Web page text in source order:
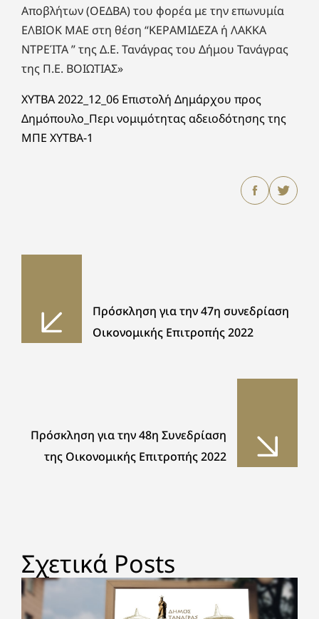
Αποβλήτων (ΟΕΔΒΑ) του φορέα με την επωνυμία
ΕΛΒΙΟΚ ΜΑΕ στη θέση “ΚΕΡΑΜΙΔΕΖΑ ή ΛΑΚΚΑ
ΝΤΡΕΊΤΑ ” της Δ.Ε. Τανάγρας του Δήμου Τανάγρας
της Π.Ε. ΒΟΙΩΤΙΑΣ»
ΧΥΤΒΑ 2022_12_06 Επιστολή Δημάρχου προς
Δημόπουλο_Περι νομιμότητας αδειοδότησης της
ΜΠΕ ΧΥΤΒΑ-1
Πρόσκληση για την 47η συνεδρίαση
Οικονομικής Επιτροπής 2022
Πρόσκληση για την 48η Συνεδρίαση
της Οικονομικής Επιτροπής 2022
Σχετικά Posts